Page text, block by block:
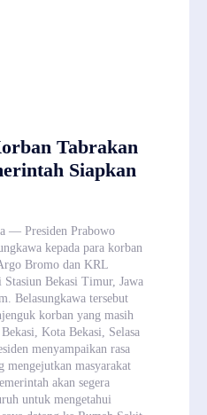
Tabrakan
Siapkan
— Presiden Prabowo
kepada para korban
Bromo dan KRL
Bekasi Timur, Jawa
Belasungkawa tersebut
korban yang masih
Kota Bekasi, Selasa
menyampaikan rasa
mengejutkan masyarakat
akan segera
untuk mengetahui